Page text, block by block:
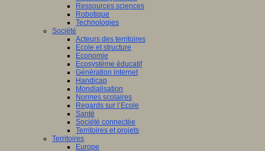
Ressources sciences
Robotique
Technologies
Société
Acteurs des territoires
Ecole et structure
Economie
Ecosystème éducatif
Génération internet
Handicap
Mondialisation
Normes scolaires
Regards sur l’Ecole
Santé
Société connectée
Territoires et projets
Territoires
Europe